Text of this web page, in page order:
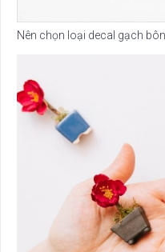
Nên chọn loại decal gạch